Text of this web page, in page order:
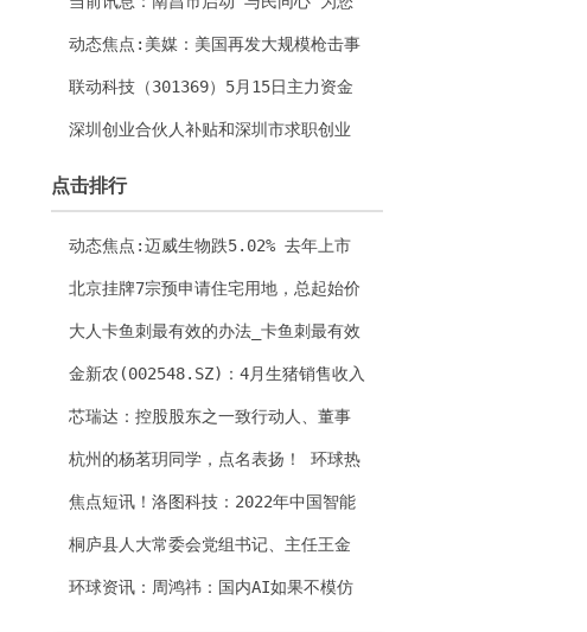
守护”宣传活动
动态焦点:美媒：美国再发大规模枪击事
件 政客大谈心理健康却不提控枪
联动科技（301369）5月15日主力资金
净卖出2271.16万元 当前通讯
深圳创业合伙人补贴和深圳市求职创业
补贴是多少钱？-全球视点
点击排行
动态焦点:迈威生物跌5.02% 去年上市
募资35亿海通证券保荐
北京挂牌7宗预申请住宅用地，总起始价
189.44亿元|环球短讯
大人卡鱼刺最有效的办法_卡鱼刺最有效
的办法
金新农(002548.SZ)：4月生猪销售收入
合计1.02亿元_天天最新
芯瑞达：控股股东之一致行动人、董事
及高管拟减持股份
杭州的杨茗玥同学，点名表扬！ 环球热
点
焦点短讯！洛图科技：2022年中国智能
音箱全渠道销量为2631万台 同比下降2
8%
桐庐县人大常委会党组书记、主任王金
才接受杭州市纪委监委纪律审查和监察
环球资讯：周鸿祎：国内AI如果不模仿